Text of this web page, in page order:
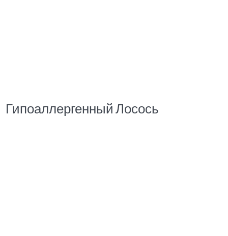
ГипоаллергенныйЛосось